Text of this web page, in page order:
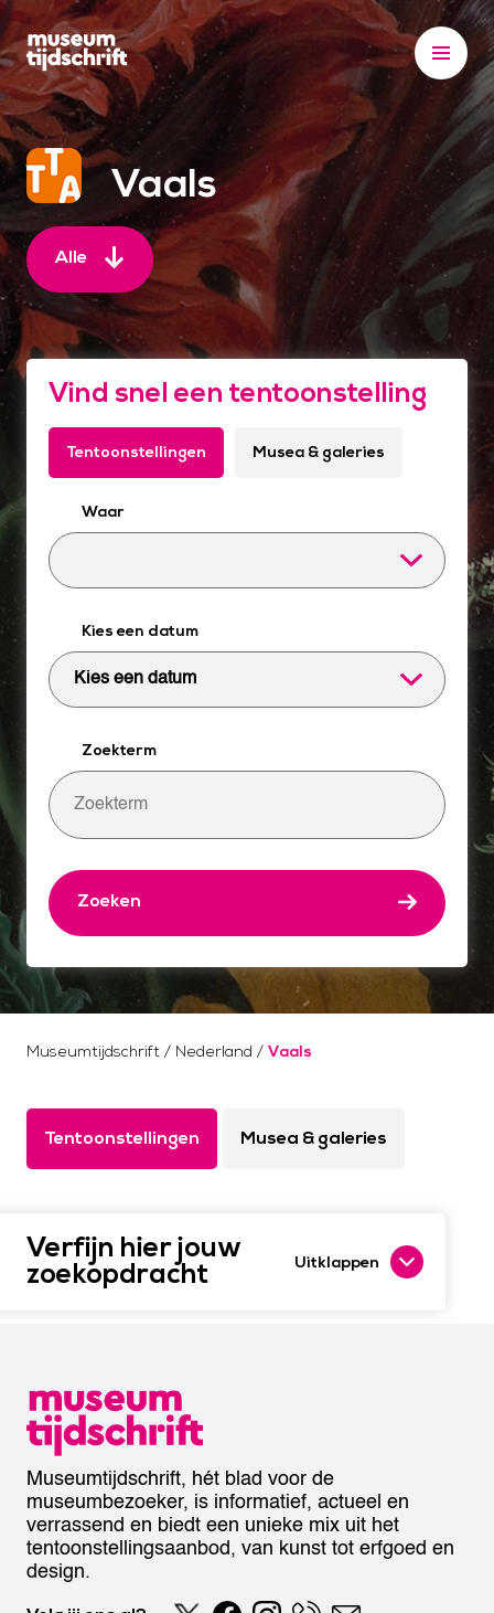
S
k
i
p
t
o
o
n
t
n
t
Vaals
Alle
Vind snel een tentoonstelling
Tentoonstellingen Musea & galeries
Waar
Kies een datum
Zoekterm
Zoeken
Museumtijdschrift / Nederland / Vaals
Tentoonstellingen Musea & galeries
Verfijn hier jouw
zoekopdracht Uitklappen
Museumtijdschrift, hét blad voor de
museumbezoeker, is informatief, actueel en
verrassend en biedt een unieke mix uit het
tentoonstellingsaanbod, van kunst tot erfgoed en
design.